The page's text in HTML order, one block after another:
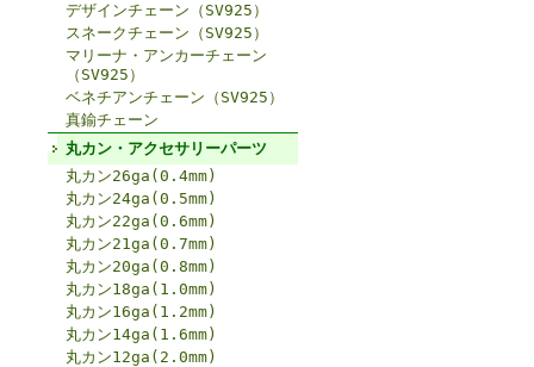
デザインチェーン（SV925）
スネークチェーン（SV925）
マリーナ・アンカーチェーン
（SV925）
ベネチアンチェーン（SV925）
真鍮チェーン
丸カン・アクセサリーパーツ
丸カン26ga(0.4mm)
丸カン24ga(0.5mm)
丸カン22ga(0.6mm)
丸カン21ga(0.7mm)
丸カン20ga(0.8mm)
丸カン18ga(1.0mm)
丸カン16ga(1.2mm)
丸カン14ga(1.6mm)
丸カン12ga(2.0mm)